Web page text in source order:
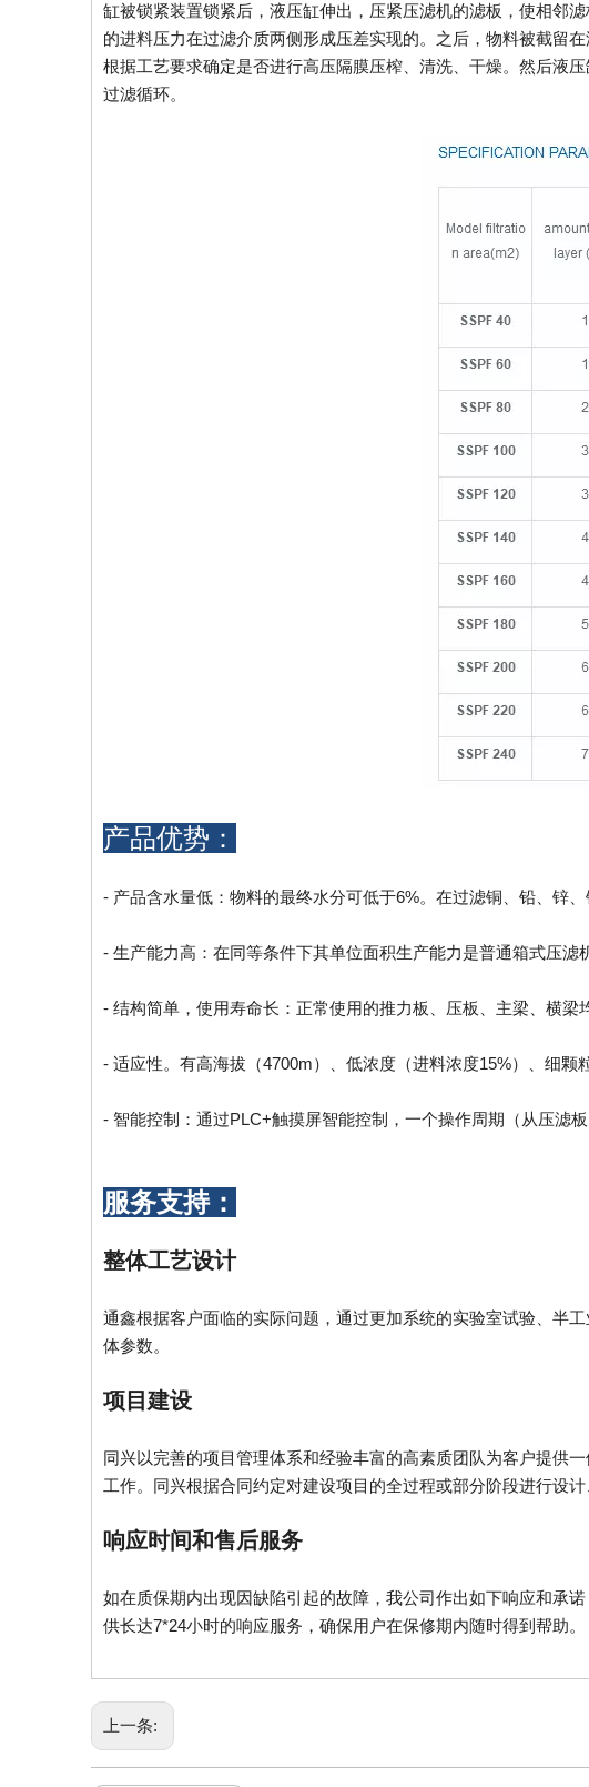
缸被锁紧装置锁紧后，液压缸伸出，压紧压滤机的滤板，使相邻
的进料压力在过滤介质两侧形成压差实现的。之后，物料被截留
根据工艺要求确定是否进行高压隔膜压榨、清洗、干燥。然后液
过滤循环。
产品优势：
- 产品含水量低：物料的最终水分可低于6%。在过滤铜、铅、锌
- 生产能力高：在同等条件下其单位面积生产能力是普通箱式压滤
- 结构简单，使用寿命长：正常使用的推力板、压板、主梁、横梁
- 适应性。有高海拔（4700m）、低浓度（进料浓度15%）、细颗
- 智能控制：通过PLC+触摸屏智能控制，一个操作周期（从压滤
服务支持：
整体工艺设计
通鑫根据客户面临的实际问题，通过更加系统的实验室试验、半
体参数。
项目建设
同兴以完善的项目管理体系和经验丰富的高素质团队为客户提供
工作。同兴根据合同约定对建设项目的全过程或部分阶段进行设
响应时间和售后服务
如在质保期内出现因缺陷引起的故障，我公司作出如下响应和承
供长达7*24小时的响应服务，确保用户在保修期内随时得到帮助。
上一条: